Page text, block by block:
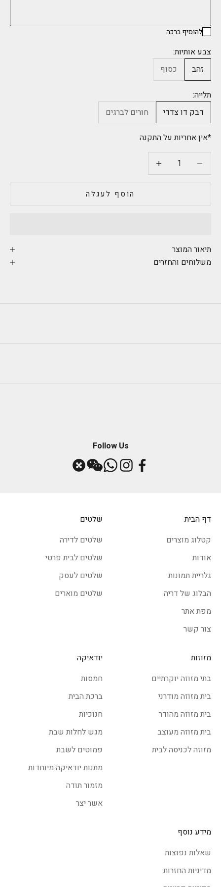
להוסיף ברכה
צבע אותיות:
זהב
כסוף
תלייה:
דבק דו צדדי
חורים לברגים
*אין אחריות על התקנה
הקטנת הכמות
הקטנת הכמות
הוסף לעגלה
תיאור המוצר
משלוחים והחזרים
Follow Us
דף הבית
קטלוג מוצרים
אודות
גלריית תמונות
הבלוג של דריה
מפת אתר
צור קשר
שלטים
שלטים לדירה
שלטים לבית פרטי
שלטים לעסק
שלטים מוארים
מזוזות
בתי מזוזה יוקרתיים
בית מזוזה מודרני
בית מזוזה מהודר
בית מזוזה מעוצב
מזוזה לכניסה לבית
יודאיקה
חמסות
ברכת הבית
חנוכיות
מגש לחלות שבת
פמוטים לשבת
מתנות יודאיקה מיוחדות
מזמור תודה
אשר יצר
מידע נוסף
שאלות נפוצות
מדיניות החזרות